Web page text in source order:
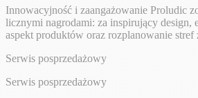
Innowacyjność i zaangażowanie Proludic
licznymi nagrodami: za inspirujący design,
aspekt produktów oraz rozplanowanie stref
Serwis posprzedażowy
Serwis posprzedażowy